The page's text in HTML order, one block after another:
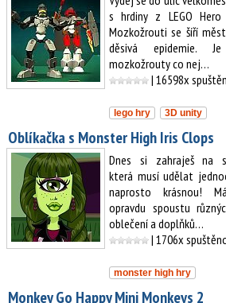
s hrdiny z LEGO Hero
Mozkožrouti se šíří
děsivá epidemie.
mozkožrouty co nej…
| 16598x
lego hry 3D unity
Oblíkačka s Monster High Iris Clops
Dnes si zahraješ na
která musí udělat
naprosto krásnou!
opravdu spoustu
oblečení a doplňků…
| 1706x
monster high hry
Monkey Go Happy Mini Monkeys 2